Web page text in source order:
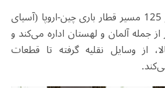
این بندر در حال حاضر 125 مسیر قطار باری چین-اروپا (آسیای
به 21 کشور از جمله آلمان و لهستان اداره می‌کند و
نوع کالا، از وسایل نقلیه گرفته تا قطعات
.